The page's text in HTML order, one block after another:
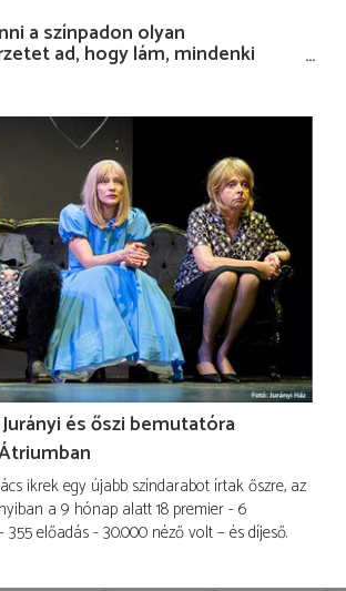
a színpadon olyan
ad, hogy lám, mindenki
megvagyok magammal…”
és őszi bemutatóra
ikrek egy újabb színdarabot írtak őszre, az
a 9 hónap alatt 18 premier - 6
előadás - 30.000 néző volt – és díjeső.